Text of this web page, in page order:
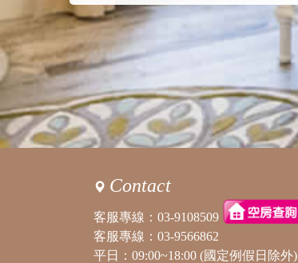
Contact
客服專線： 03-9108509
客服專線： 03-9566862
平日：09:00~18:00 (國定例假日除外)